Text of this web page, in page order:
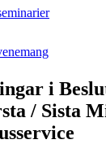
i
/ Sista